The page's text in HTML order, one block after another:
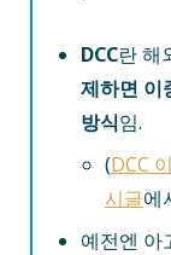
DCC란 해
제하면 이
방식임.
(DCC
시글에
예전엔 아